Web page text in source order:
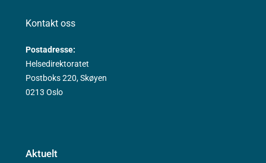
Kontakt oss
Postadresse:
Helsedirektoratet
Postboks 220, Skøyen
0213 Oslo
Aktuelt